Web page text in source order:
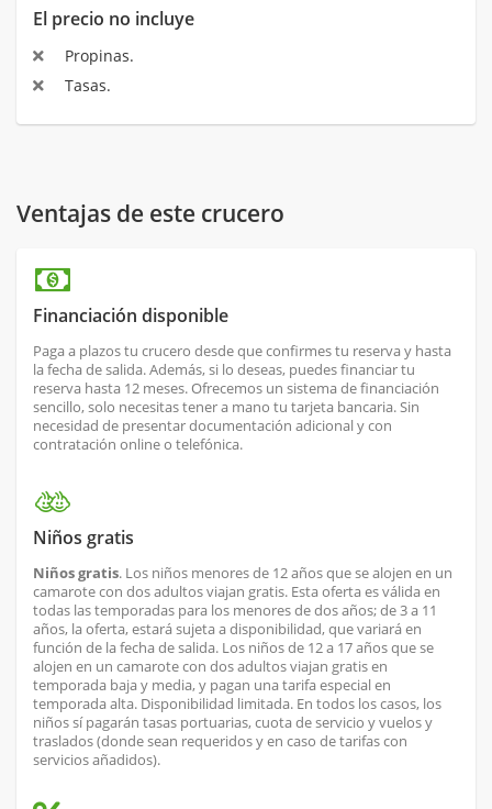
El precio no incluye
Propinas.
Tasas.
Ventajas de este crucero
Financiación disponible
Paga a plazos tu crucero desde que confirmes tu reserva y hasta
la fecha de salida. Además, si lo deseas, puedes financiar tu
reserva hasta 12 meses. Ofrecemos un sistema de financiación
sencillo, solo necesitas tener a mano tu tarjeta bancaria. Sin
necesidad de presentar documentación adicional y con
contratación online o telefónica.
Niños gratis
Niños gratis. Los niños menores de 12 años que se alojen en un
camarote con dos adultos viajan gratis. Esta oferta es válida en
todas las temporadas para los menores de dos años; de 3 a 11
años, la oferta, estará sujeta a disponibilidad, que variará en
función de la fecha de salida. Los niños de 12 a 17 años que se
alojen en un camarote con dos adultos viajan gratis en
temporada baja y media, y pagan una tarifa especial en
temporada alta. Disponibilidad limitada. En todos los casos, los
niños sí pagarán tasas portuarias, cuota de servicio y vuelos y
traslados (donde sean requeridos y en caso de tarifas con
servicios añadidos).